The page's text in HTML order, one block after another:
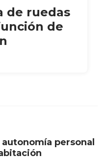
de ruedas
de
personal